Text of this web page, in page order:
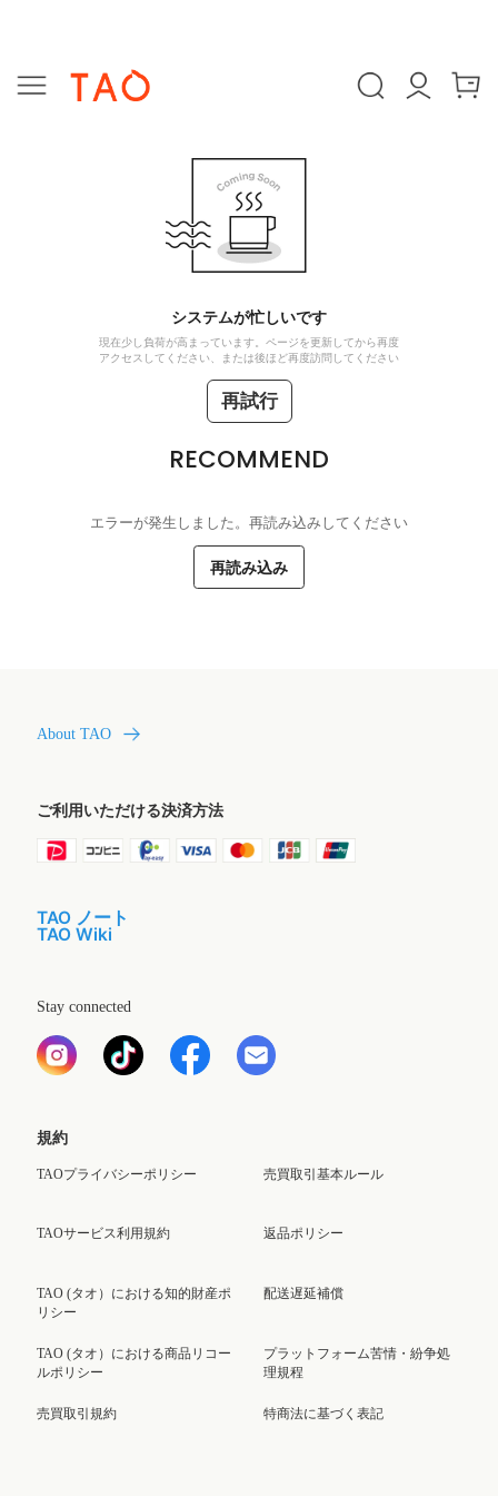
システムが忙しいです
現在少し負荷が高まっています。ページを更新してから再度
アクセスしてください、または後ほど再度訪問してください
再試行
RECOMMEND
エラーが発生しました。再読み込みしてください
再読み込み
About TAO
ご利用いただける決済方法
TAO ノート
TAO Wiki
Stay connected
規約
TAOプライバシーポリシー
TAOサービス利用規約
TAO (タオ）における知的財産ポ
リシー
TAO (タオ）における商品リコー
ルポリシー
売買取引規約
売買取引基本ルール
返品ポリシー
配送遅延補償
プラットフォーム苦情・紛争処
理規程
特商法に基づく表記